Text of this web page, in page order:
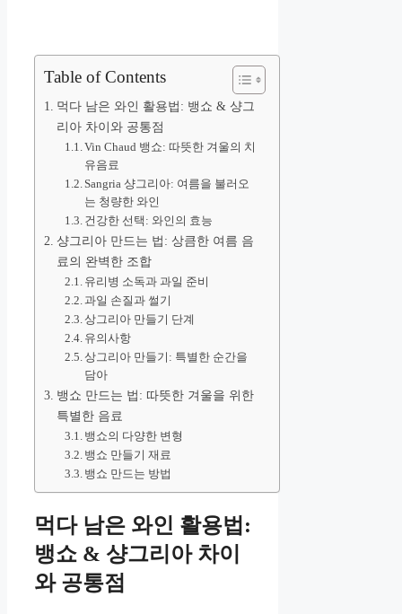
Table of Contents
먹다 남은 와인 활용법: 뱅쇼 & 샹그
리아 차이와 공통점
Vin Chaud 뱅쇼: 따뜻한 겨울의 치
유음료
Sangria 샹그리아: 여름을 불러오
는 청량한 와인
건강한 선택: 와인의 효능
샹그리아 만드는 법: 상큼한 여름 음
료의 완벽한 조합
유리병 소독과 과일 준비
과일 손질과 썰기
상그리아 만들기 단계
유의사항
상그리아 만들기: 특별한 순간을
담아
뱅쇼 만드는 법: 따뜻한 겨울을 위한
특별한 음료
뱅쇼의 다양한 변형
뱅쇼 만들기 재료
뱅쇼 만드는 방법
먹다 남은 와인 활용법:
뱅쇼 & 샹그리아 차이
와 공통점